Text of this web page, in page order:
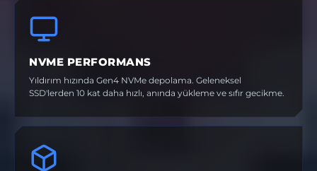
NVME PERFORMANS
Yıldırım hızında Gen4 NVMe depolama. Geleneksel
SSD'lerden 10 kat daha hızlı, anında yükleme ve sıfır gecikme.